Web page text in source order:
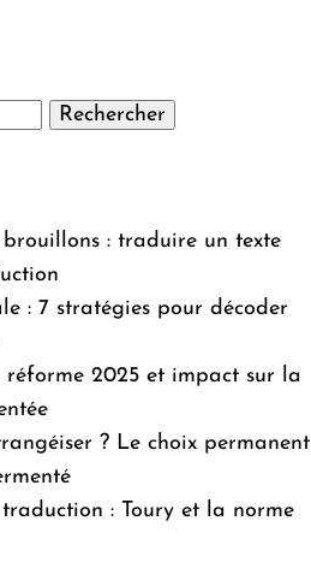
: traduire un texte
: 7 stratégies pour décoder
réforme 2025 et impact sur la
? Le choix permanent
: Toury et la norme